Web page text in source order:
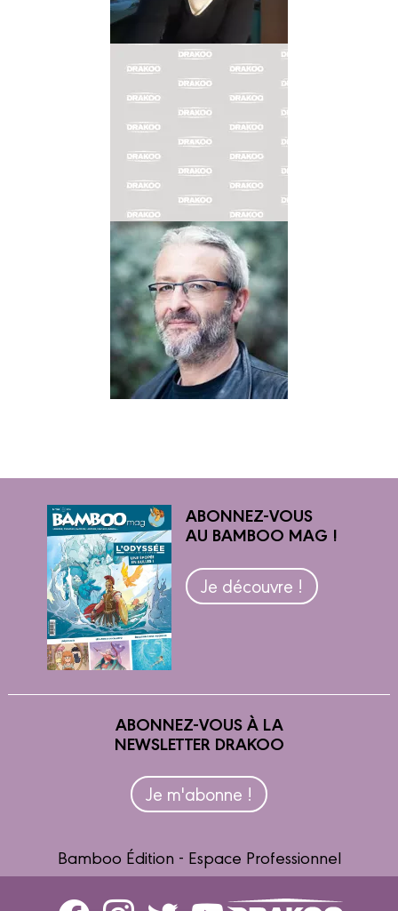
EMANUELE
CONTARINI
Biographie
Albums
Dessinateur
STÉPHANE
CRÉTY
Biographie
Albums
ABONNEZ-VOUS
AU BAMBOO MAG !
Je découvre !
ABONNEZ-VOUS À LA
NEWSLETTER DRAKOO
Je m'abonne !
Bamboo Édition - Espace Professionnel